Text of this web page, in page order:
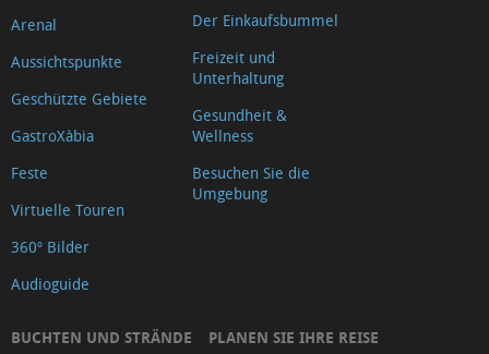
Arenal
Aussichtspunkte
Geschützte Gebiete
GastroXàbia
Feste
Virtuelle Touren
360º Bilder
Audioguide
Der Einkaufsbummel
Freizeit und
Unterhaltung
Gesundheit &
Wellness
Besuchen Sie die
Umgebung
BUCHTEN UND STRÄNDE PLANEN SIE IHRE REISE